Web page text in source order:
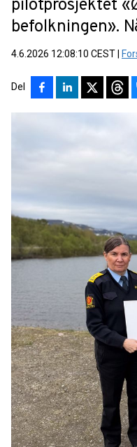
pilotprosjektet
befolkningen».
4.6.2026 12:08:10 CEST
Del